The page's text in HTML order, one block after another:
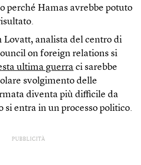
perché Hamas avrebbe potuto
Lovatt, analista del centro di
on foreign relations si
ultima guerra ci sarebbe
svolgimento delle
diventa più difficile da
si entra in un processo politico.
PUBBLICITÀ